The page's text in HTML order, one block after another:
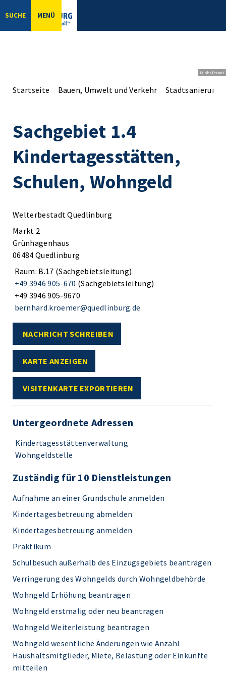
SUCHE MENÜ
© bbsferrari
Startseite Bauen, Umwelt und Verkehr Stadtsanierung
Sachgebiet 1.4
Kindertagesstätten,
Schulen, Wohngeld
Welterbestadt Quedlinburg
Markt 2
Grünhagenhaus
06484 Quedlinburg
Raum: B.17 (Sachgebietsleitung)
+49 3946 905-670 (Sachgebietsleitung)
+49 3946 905-9670
bernhard.kroemer@quedlinburg.de
NACHRICHT SCHREIBEN
KARTE ANZEIGEN
VISITENKARTE EXPORTIEREN
Untergeordnete Adressen
Kindertagesstättenverwaltung
Wohngeldstelle
Zuständig für 10 Dienstleistungen
Aufnahme an einer Grundschule anmelden
Kindertagesbetreuung abmelden
Kindertagesbetreuung anmelden
Praktikum
Schulbesuch außerhalb des Einzugsgebiets beantragen
Verringerung des Wohngelds durch Wohngeldbehörde
Wohngeld Erhöhung beantragen
Wohngeld erstmalig oder neu beantragen
Wohngeld Weiterleistung beantragen
Wohngeld wesentliche Änderungen wie Anzahl
Haushaltsmitglieder, Miete, Belastung oder Einkünfte
mitteilen